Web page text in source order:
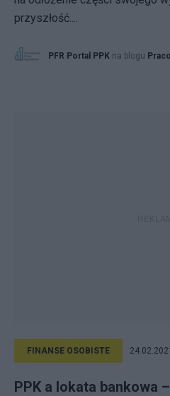
przyszłość....
PFR Portal PPK na blogu
FINANSE OSOBISTE
PPK a lokata bankowa